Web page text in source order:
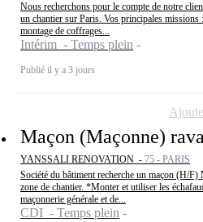
Nous recherchons pour le compte de notre
un chantier sur Paris. Vos principales missions
montage de coffrages...
Intérim - Temps plein
Publié il y a 3 jours
Maçon (Maçonne)
YANSSALI RENOVATION - 75 - PARIS
Société du bâtiment recherche un maçon (H/
zone de chantier. *Monter et utiliser les
maçonnerie générale et de...
CDI - Temps plein